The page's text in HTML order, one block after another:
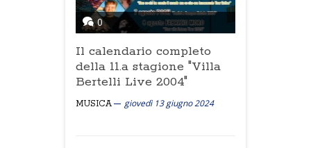
0
Il calendario completo
della 11.a stagione "Villa
Bertelli Live 2004"
MUSICA giovedì 13 giugno 2024